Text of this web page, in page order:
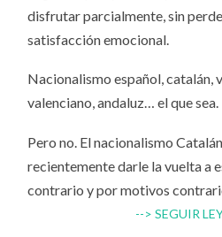
disfrutar parcialmente, sin
satisfacción emocional.
Nacionalismo español, catalán,
valenciano, andaluz… el que
Pero no. El nacionalismo
recientemente darle la vuelta a
contrario y por motivos
--> SEGUIR